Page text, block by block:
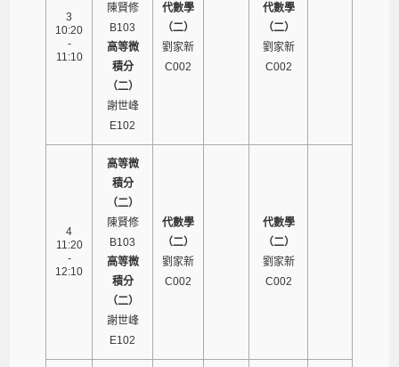
3
10:20
-
11:10
陳賢修
B103
高等微
積分
（二）
謝世峰
E102
代數學
（二）
劉家新
C002
代數學
（二）
劉家新
C002
4
11:20
-
12:10
高等微
積分
（二）
陳賢修
B103
高等微
積分
（二）
謝世峰
E102
代數學
（二）
劉家新
C002
代數學
（二）
劉家新
C002